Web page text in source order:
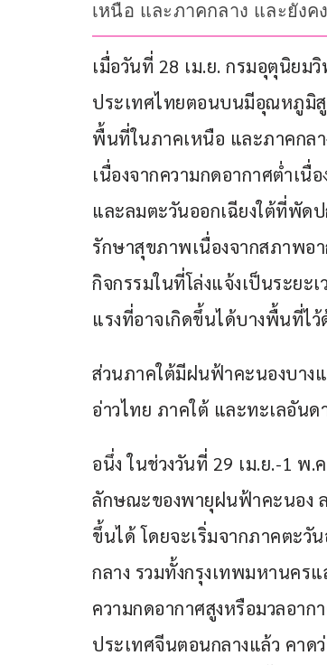
เหนือ และภาคกลาง และยัง
เมื่อวันที่ 28 เม.ย. กรมอุตุนิยม
ประเทศไทยตอนบนมีอุณหภูมิสู
พื้นที่ในภาคเหนือ และภาคกล
เนื่องจากความกดอากาศต่ำเ
และลมตะวันออกเฉียงใต้ที่พัด
รักษาสุขภาพเนื่องจากสภาพอ
กิจกรรมในที่โล่งแจ้งเป็นระยะ
แรงที่อาจเกิดขึ้นได้บางพื้นที่ไว้
ส่วนภาคใต้มีฝนฟ้าคะนองบาง
อ่าวไทย ภาคใต้ และทะเลอันด
อนึ่ง ในช่วงวันที่ 29 เม.ย.-1
ลักษณะของพายุฝนฟ้าคะนอง ล
ขึ้นได้ โดยจะเริ่มจากภาคตะวั
กลาง รวมทั้งกรุงเทพมหานคร
ความกดอากาศสูงหรือมวลอา
ประเทศจีนตอนกลางแล้ว คา